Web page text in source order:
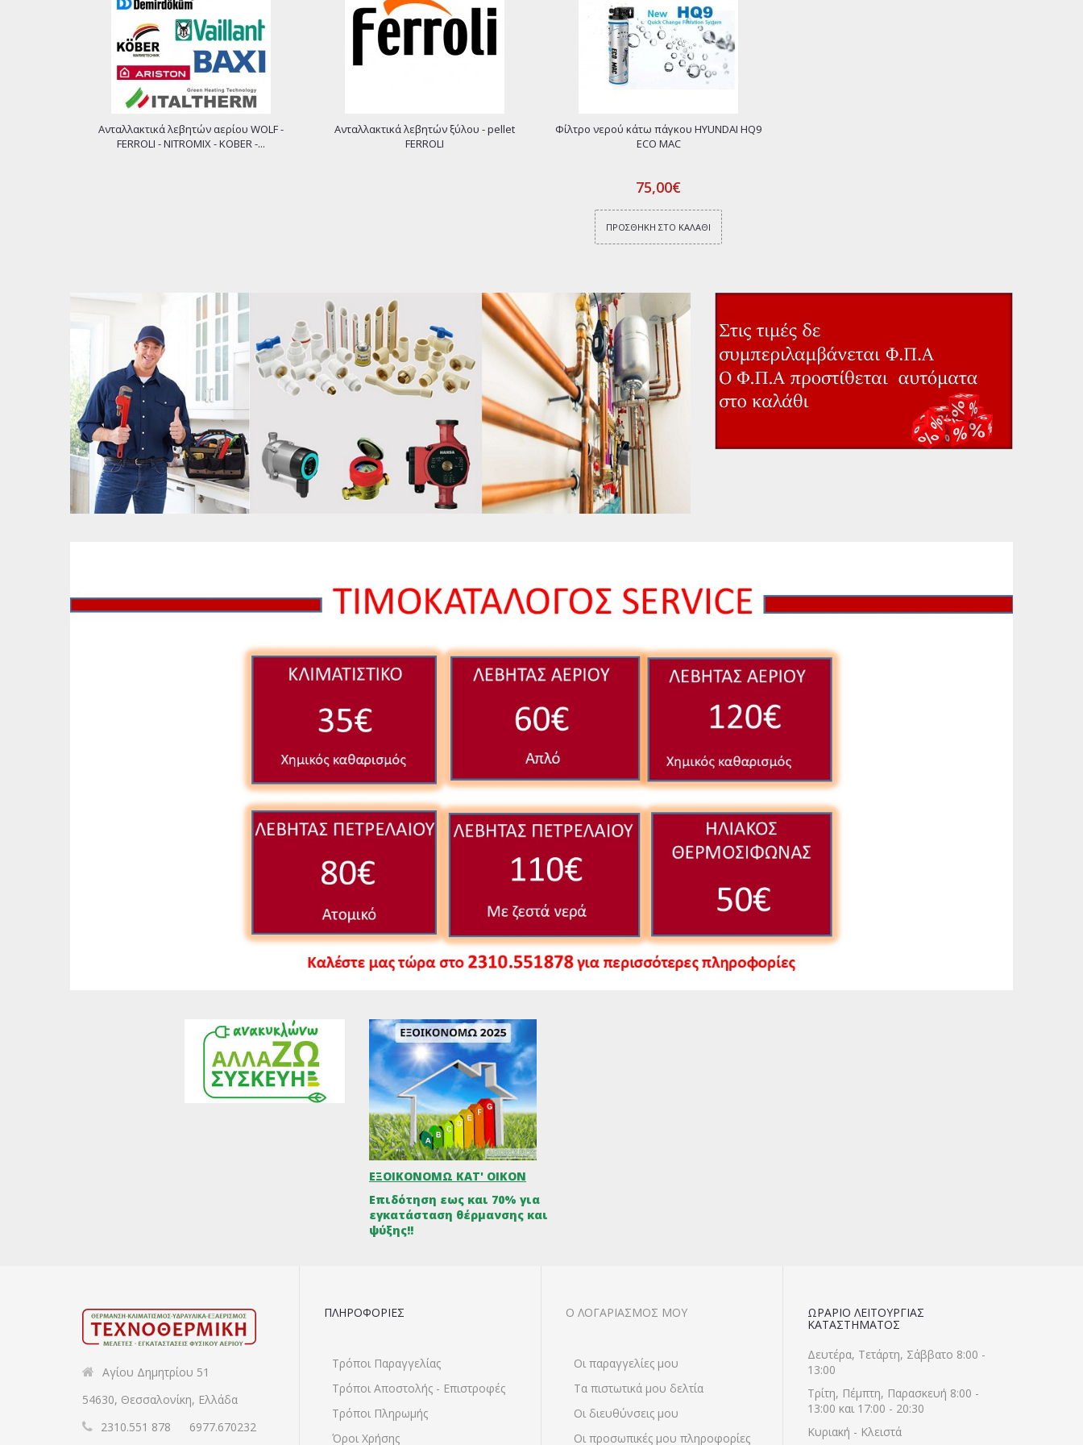
Ανταλλακτικά λεβητών αερίου WOLF -
FERROLI - NITROMIX - KOBER -...
Ανταλλακτικά λεβητών ξύλου - pellet
FERROLI
Φίλτρο νερού κάτω πάγκου HYUNDAI HQ9
ECO MAC
75,00€
ΠΡΟΣΘΉΚΗ ΣΤΟ ΚΑΛΆΘΙ
ΕΞΟΙΚΟΝΟΜΩ ΚΑΤ' ΟΙΚΟΝ
Επιδότηση εως και 70% για
εγκατάσταση θέρμανσης και
ψύξης!!
Αγίου Δημητρίου 51
54630, Θεσσαλονίκη, Ελλάδα
2310.551 878
6977.670232
ΠΛΗΡΟΦΟΡΙΕΣ
Τρόποι Παραγγελίας
Τρόποι Αποστολής - Επιστροφές
Τρόποι Πληρωμής
Όροι Χρήσης
Ο ΛΟΓΑΡΙΑΣΜΌΣ ΜΟΥ
Οι παραγγελίες μου
Τα πιστωτικά μου δελτία
Οι διευθύνσεις μου
Οι προσωπικές μου πληροφορίες
ΩΡΑΡΙΟ ΛΕΙΤΟΥΡΓΙΑΣ
ΚΑΤΑΣΤΗΜΑΤΟΣ
Δευτέρα, Τετάρτη, Σάββατο 8:00 -
13:00
Τρίτη, Πέμπτη, Παρασκευή 8:00 -
13:00 και 17:00 - 20:30
Κυριακή - Κλειστά